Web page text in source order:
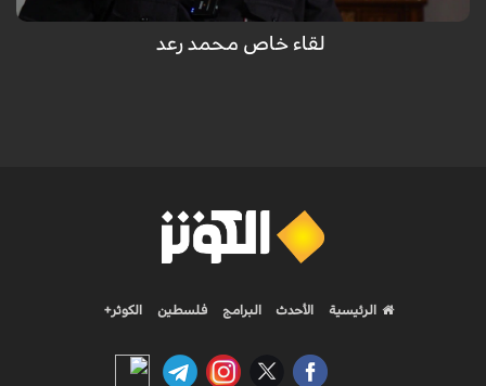
لقاء خاص محمد رعد
الرئيسية الأحدث البرامج فلسطين الكوثر+